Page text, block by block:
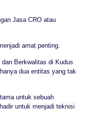
Jasa CRO atau
amat penting.
Berkwalitas di Kudus
dua entitas yang tak
untuk sebuah
untuk menjadi teknisi